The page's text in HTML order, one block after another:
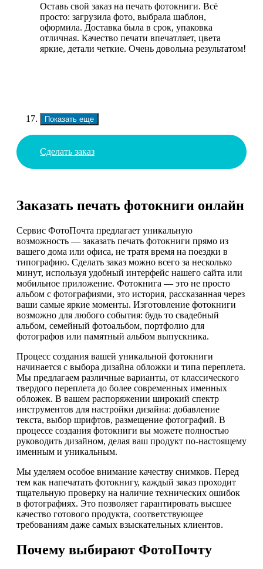
Оставь свой заказ на печать фотокниги. Всё
просто: загрузила фото, выбрала шаблон,
оформила. Доставка была в срок, упаковка
отличная. Качество печати впечатляет, цвета
яркие, детали четкие. Очень довольна результатом!
Показать еще
Сделать заказ
Заказать печать фотокниги онлайн
Сервис ФотоПочта предлагает уникальную
возможность — заказать печать фотокниги прямо из
вашего дома или офиса, не тратя время на поездки в
типографию. Сделать заказ можно всего за несколько
минут, используя удобный интерфейс нашего сайта или
мобильное приложение. Фотокнига — это не просто
альбом с фотографиями, это история, рассказанная через
ваши самые яркие моменты. Изготовление фотокниги
возможно для любого события: будь то свадебный
альбом, семейный фотоальбом, портфолио для
фотографов или памятный альбом выпускника.
Процесс создания вашей уникальной фотокниги
начинается с выбора дизайна обложки и типа переплета.
Мы предлагаем различные варианты, от классического
твердого переплета до более современных именных
обложек. В вашем распоряжении широкий спектр
инструментов для настройки дизайна: добавление
текста, выбор шрифтов, размещение фотографий. В
процессе создания фотокниги вы можете полностью
руководить дизайном, делая ваш продукт по-настоящему
именным и уникальным.
Мы уделяем особое внимание качеству снимков. Перед
тем как напечатать фотокнигу, каждый заказ проходит
тщательную проверку на наличие технических ошибок
в фотографиях. Это позволяет гарантировать высшее
качество готового продукта, соответствующее
требованиям даже самых взыскательных клиентов.
Почему выбирают ФотоПочту